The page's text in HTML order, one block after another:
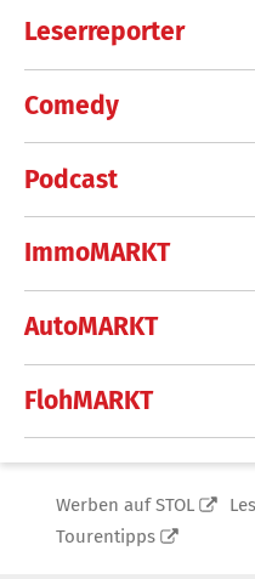
Leserreporter
Comedy
Podcast
ImmoMARKT
AutoMARKT
FlohMARKT
Werben auf STOL
Tourentipps